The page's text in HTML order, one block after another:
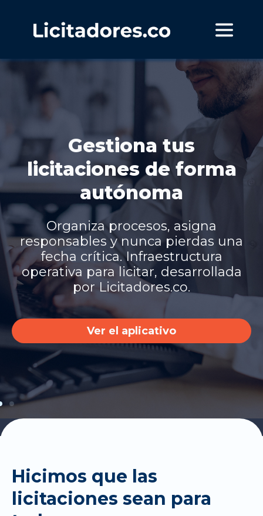
Gestiona tus
licitaciones de forma
autónoma
Organiza procesos, asigna
responsables y nunca pierdas una
fecha crítica. Infraestructura
operativa para licitar, desarrollada
por Licitadores.co.
Ver el aplicativo
Hicimos que las
licitaciones sean para